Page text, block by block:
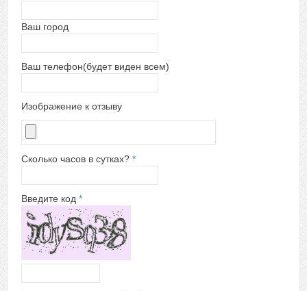
Ваш город
Ваш телефон(будет виден всем)
Изображение к отзыву
Сколько часов в сутках? *
Введите код *